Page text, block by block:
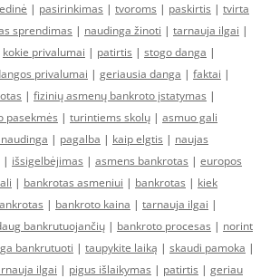
| pasirinkimas | tvoroms | paskirtis | tvirta
sprendimas | naudinga žinoti | tarnauja ilgai |
kokie privalumai | patirtis | stogo danga |
privalumai | geriausia danga | faktai |
| fizinių asmenų bankroto įstatymas |
pasekmės | turintiems skolų | asmuo gali
| pagalba | kaip elgtis | naujas
| išsigelbėjimas | asmens bankrotas | europos
| bankrotas asmeniui | bankrotas | kiek
| bankroto kaina | tarnauja ilgai |
bankrutuojančių | bankroto procesas | norint
bankrutuoti | taupykite laiką | skaudi pamoka |
ilgai | pigus išlaikymas | patirtis | geriau